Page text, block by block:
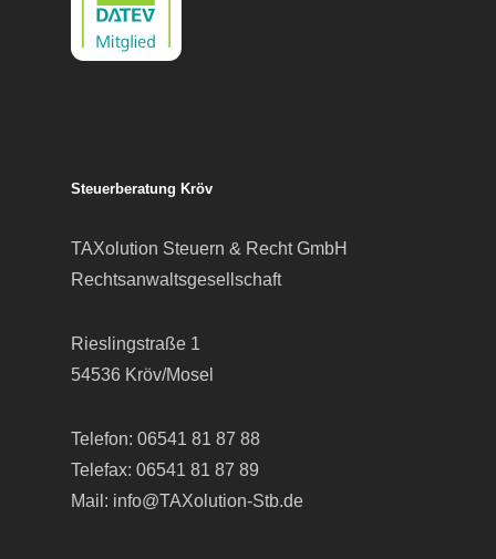
Steuerberatung Kröv
TAXolution Steuern & Recht GmbH
Rechtsanwaltsgesellschaft
Rieslingstraße 1
54536 Kröv/Mosel
Telefon: 06541 81 87 88
Telefax: 06541 81 87 89
Mail: info@TAXolution-Stb.de